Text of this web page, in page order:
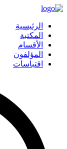
الرئيسية
المكتبة
الأقسام
المؤلفون
اقتباسات